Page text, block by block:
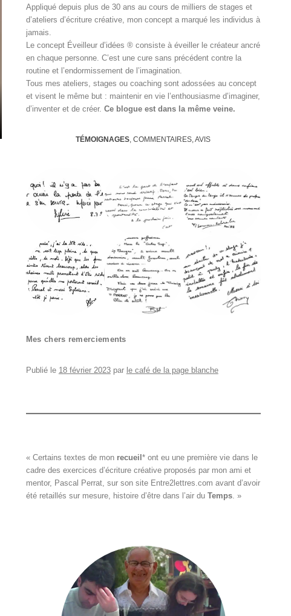
Appliqué depuis plus de 30 ans au cours de milliers de stages et
d’ateliers d’écriture créative, mon concept a marqué les individus à
jamais.
Le concept Éveilleur d’idées ® consiste à éveiller le créateur ancré
en chaque personne. C’est une cure sans précédent contre la
routine et l’endormissement de l’imagination.
Tous mes ateliers, stages ou coaching sont adossées au concept
et visent le même but : maintenir en vie l’enthousiasme d’imaginer,
d’inventer et de créer. Ce blogue est dans la même veine.
TÉMOIGNAGES, COMMENTAIRES, AVIS
Mes chers remerciements
Publié le 18 février 2023par le café de la page blanche
« Certains textes de mon recueil* ont eu une première vie dans le
cadre des exercices d’écriture créative proposés par mon ami et
mentor, Pascal Perrat, sur son site Entre2lettres.com avant d’avoir
été retaillés sur mesure, histoire d’être dans l’air du Temps. »